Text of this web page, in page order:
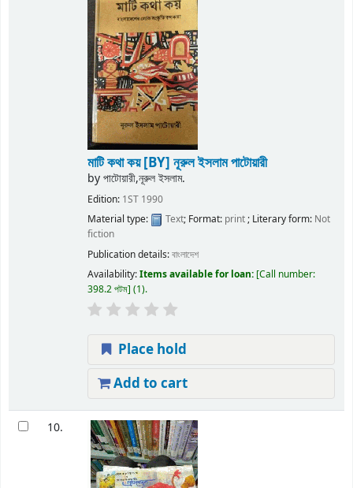
মাটি কথা কয়[BY] নূরুল ইসলাম পাটোয়ারী
byপাটোয়ারী,নূরুল ইসলাম.
Edition: 1ST 1990
Material type:
Text; Format: print; Literary form: Not
fiction
Publication details:বাংলাদেশ
Availability:Items available for loan: Call number:
398.2 পটম (1).
Place hold
Add to cart
10.